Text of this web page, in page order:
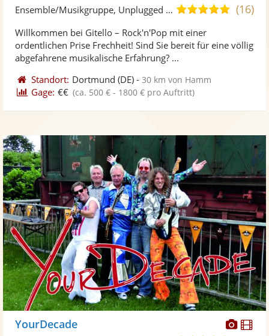
5,0
Sternen
(16)
Ensemble/Musikgruppe, Unplugged Band/Akustik Band
Willkommen bei Gitello – Rock'n'Pop mit einer
ordentlichen Prise Frechheit! Sind Sie bereit für eine völlig
abgefahrene musikalische Erfahrung? ...
Standort: Dortmund (DE) -30 km von Hamm
Gage: €€ (ca. 500 € - 1800 € pro Auftritt)
YourDecade